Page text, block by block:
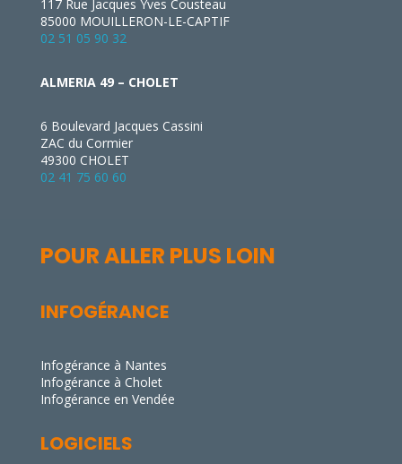
117 Rue Jacques Yves Cousteau
85000 MOUILLERON-LE-CAPTIF
02 51 05 90 32
ALMERIA 49 – CHOLET
6 Boulevard Jacques Cassini
ZAC du Cormier
49300 CHOLET
02 41 75 60 60
POUR ALLER PLUS LOIN
INFOGÉRANCE
Infogérance à Nantes
Infogérance à Cholet
Infogérance en Vendée
LOGICIELS